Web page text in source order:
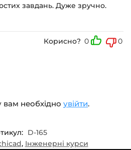
завдань. Дуже зручно.
Корисно? 0 0
вам необхідно увійти.
D-165
, Інженерні курси